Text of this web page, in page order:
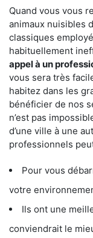
Quand vous vous
animaux nuisibles
classiques
habituellement
appel à un
vous sera très
habitez dans les
bénéficier de nos
n’est pas
d’une ville à une
professionnels
Pour vous
votre
Ils ont une
conviendrait le